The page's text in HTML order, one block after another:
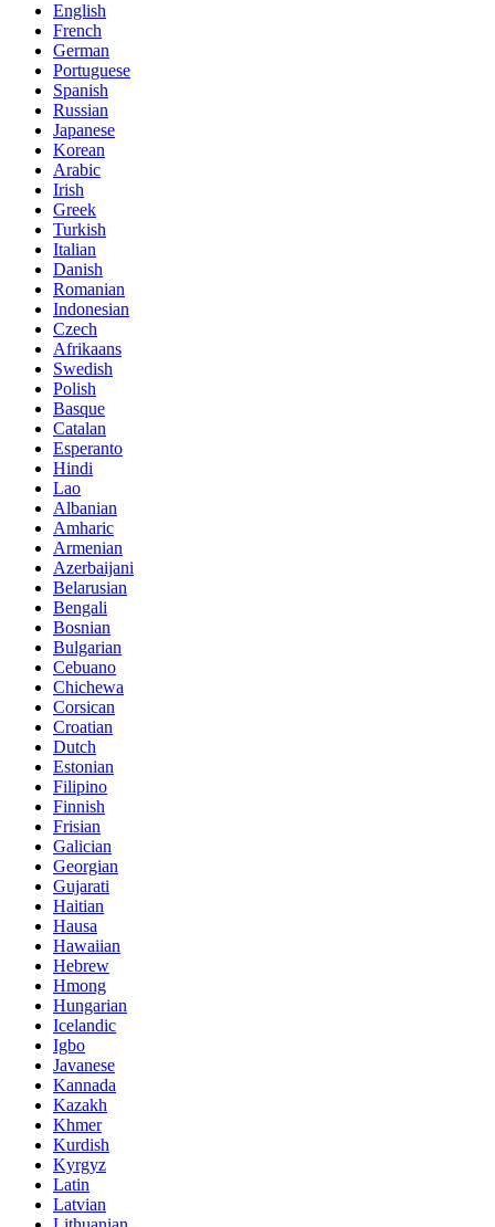
English
French
German
Portuguese
Spanish
Russian
Japanese
Korean
Arabic
Irish
Greek
Turkish
Italian
Danish
Romanian
Indonesian
Czech
Afrikaans
Swedish
Polish
Basque
Catalan
Esperanto
Hindi
Lao
Albanian
Amharic
Armenian
Azerbaijani
Belarusian
Bengali
Bosnian
Bulgarian
Cebuano
Chichewa
Corsican
Croatian
Dutch
Estonian
Filipino
Finnish
Frisian
Galician
Georgian
Gujarati
Haitian
Hausa
Hawaiian
Hebrew
Hmong
Hungarian
Icelandic
Igbo
Javanese
Kannada
Kazakh
Khmer
Kurdish
Kyrgyz
Latin
Latvian